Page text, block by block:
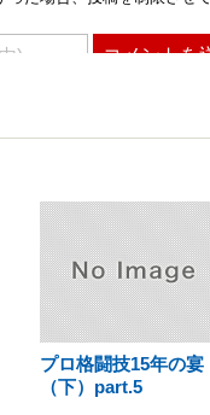
プロ格闘技15年の宴
（下）part.5